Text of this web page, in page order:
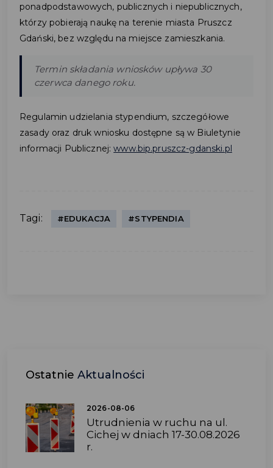
ponadpodstawowych, publicznych i niepublicznych,
którzy pobierają naukę na terenie miasta Pruszcz
Gdański, bez względu na miejsce zamieszkania.
Termin składania wniosków upływa 30
czerwca danego roku.
Regulamin udzielania stypendium, szczegółowe
zasady oraz druk wniosku dostępne są w Biuletynie
informacji Publicznej:www.bip.pruszcz-gdanski.pl
Tagi: #EDUKACJA #STYPENDIA
Ostatnie Aktualności
2026-08-06
Utrudnienia w ruchu na ul.
Cichej w dniach 17-30.08.2026
r.